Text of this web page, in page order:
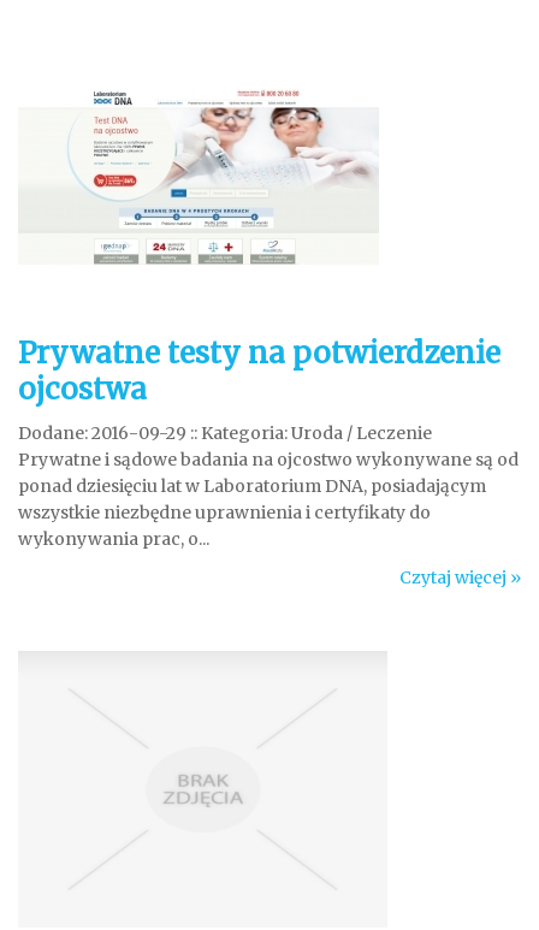
Prywatne testy na potwierdzenie
ojcostwa
Dodane: 2016-09-29 :: Kategoria: Uroda / Leczenie
Prywatne i sądowe badania na ojcostwo wykonywane są od
ponad dziesięciu lat w Laboratorium DNA, posiadającym
wszystkie niezbędne uprawnienia i certyfikaty do
wykonywania prac, o...
Czytaj więcej »